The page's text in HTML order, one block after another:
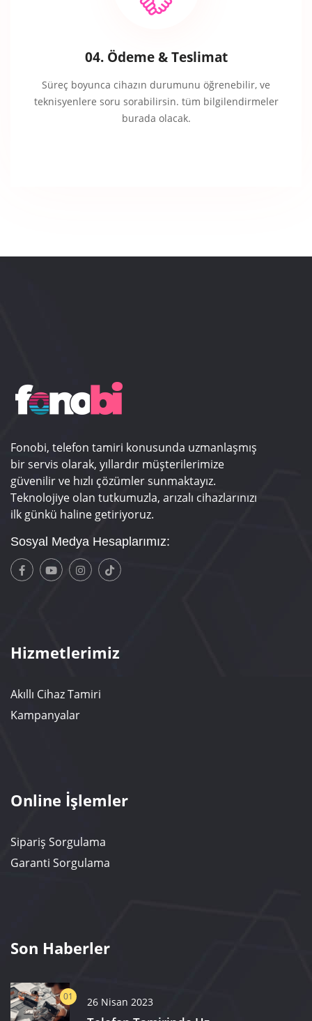
04. Ödeme & Teslimat
Süreç boyunca cihazın durumunu öğrenebilir, ve
teknisyenlere soru sorabilirsin. tüm bilgilendirmeler
burada olacak.
Fonobi, telefon tamiri konusunda uzmanlaşmış
bir servis olarak, yıllardır müşterilerimize
güvenilir ve hızlı çözümler sunmaktayız.
Teknolojiye olan tutkumuzla, arızalı cihazlarınızı
ilk günkü haline getiriyoruz.
Sosyal Medya Hesaplarımız:
Hizmetlerimiz
Akıllı Cihaz Tamiri
Kampanyalar
Online İşlemler
Sipariş Sorgulama
Garanti Sorgulama
Son Haberler
01 26 Nisan 2023